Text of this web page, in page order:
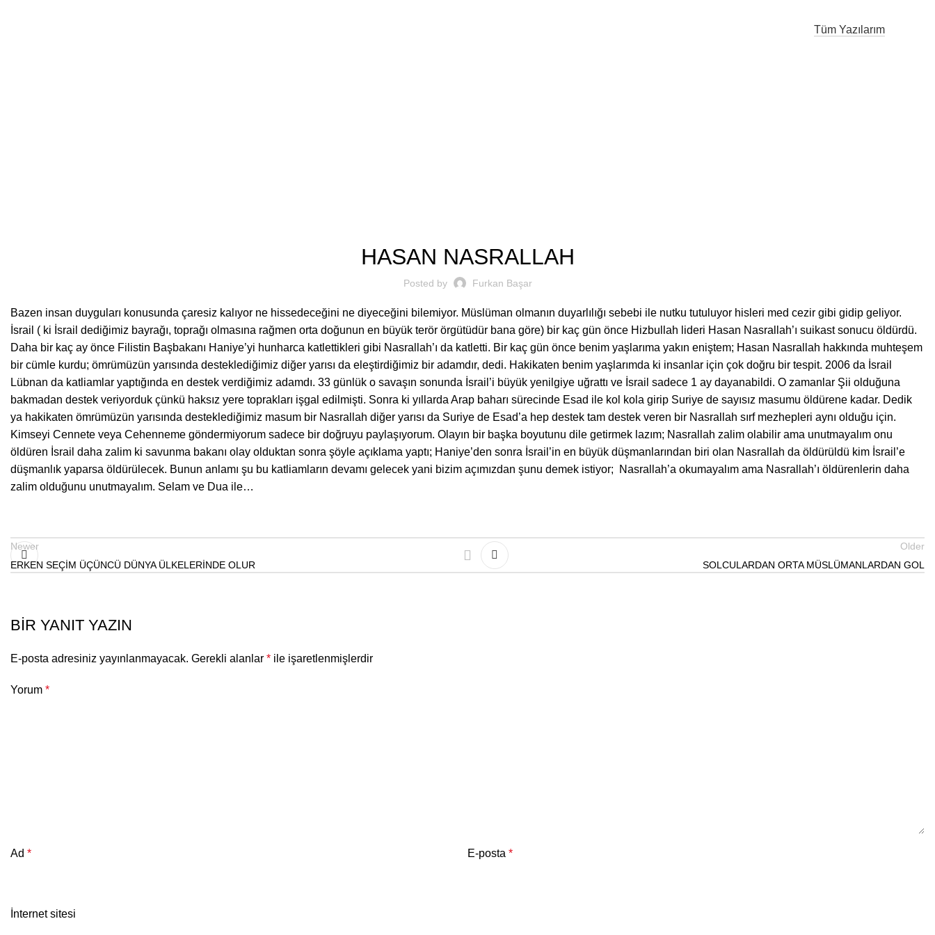
Tüm Yazılarım
HASAN NASRALLAH
Posted by Furkan Başar
Bazen insan duyguları konusunda çaresiz kalıyor ne hissedeceğini ne diyeceğini bilemiyor. Müslüman olmanın duyarlılığı sebebi ile nutku tutuluyor hisleri med cezir gibi gidip geliyor.
İsrail ( ki İsrail dediğimiz bayrağı, toprağı olmasına rağmen orta doğunun en büyük terör örgütüdür bana göre) bir kaç gün önce Hizbullah lideri Hasan Nasrallah’ı suikast sonucu öldürdü.
Daha bir kaç ay önce Filistin Başbakanı Haniye’yi hunharca katlettikleri gibi Nasrallah’ı da katletti. Bir kaç gün önce benim yaşlarıma yakın eniştem; Hasan Nasrallah hakkında muhteşem
bir cümle kurdu; ömrümüzün yarısında desteklediğimiz diğer yarısı da eleştirdiğimiz bir adamdır, dedi. Hakikaten benim yaşlarımda ki insanlar için çok doğru bir tespit. 2006 da İsrail
Lübnan da katliamlar yaptığında en destek verdiğimiz adamdı. 33 günlük o savaşın sonunda İsrail’i büyük yenilgiye uğrattı ve İsrail sadece 1 ay dayanabildi. O zamanlar Şii olduğuna
bakmadan destek veriyorduk çünkü haksız yere toprakları işgal edilmişti. Sonra ki yıllarda Arap baharı sürecinde Esad ile kol kola girip Suriye de sayısız masumu öldürene kadar. Dedik
ya hakikaten ömrümüzün yarısında desteklediğimiz masum bir Nasrallah diğer yarısı da Suriye de Esad’a hep destek tam destek veren bir Nasrallah sırf mezhepleri aynı olduğu için.
Kimseyi Cennete veya Cehenneme göndermiyorum sadece bir doğruyu paylaşıyorum. Olayın bir başka boyutunu dile getirmek lazım; Nasrallah zalim olabilir ama unutmayalım onu
öldüren İsrail daha zalim ki savunma bakanı olay olduktan sonra şöyle açıklama yaptı; Haniye’den sonra İsrail’in en büyük düşmanlarından biri olan Nasrallah da öldürüldü kim İsrail’e
düşmanlık yaparsa öldürülecek. Bunun anlamı şu bu katliamların devamı gelecek yani bizim açımızdan şunu demek istiyor; Nasrallah’a okumayalım ama Nasrallah’ı öldürenlerin daha
zalim olduğunu unutmayalım. Selam ve Dua ile…
Newer
ERKEN SEÇİM ÜÇÜNCÜ DÜNYA ÜLKELERİNDE OLUR
Older
SOLCULARDAN ORTA MÜSLÜMANLARDAN GOL
BIR YANIT YAZIN
E-posta adresiniz yayınlanmayacak. Gerekli alanlar * ile işaretlenmişlerdir
Yorum *
Ad * E-posta *
İnternet sitesi